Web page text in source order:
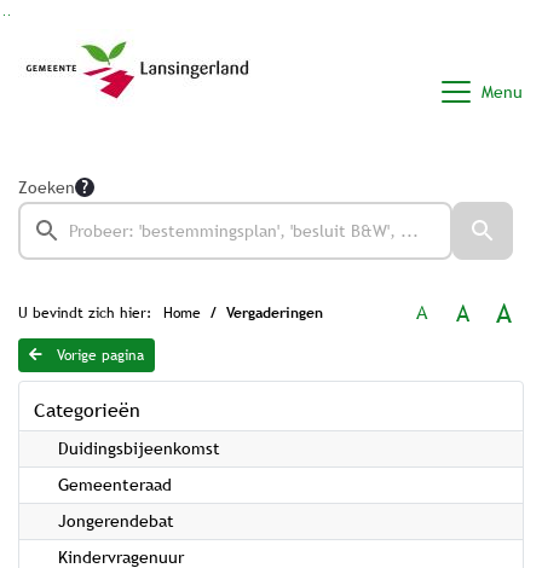
Menu
Zoeken
U bevindt zich hier: Home Vergaderingen A A A
Vorige pagina
Categorieën
Duidingsbijeenkomst
Gemeenteraad
Jongerendebat
Kindervragenuur